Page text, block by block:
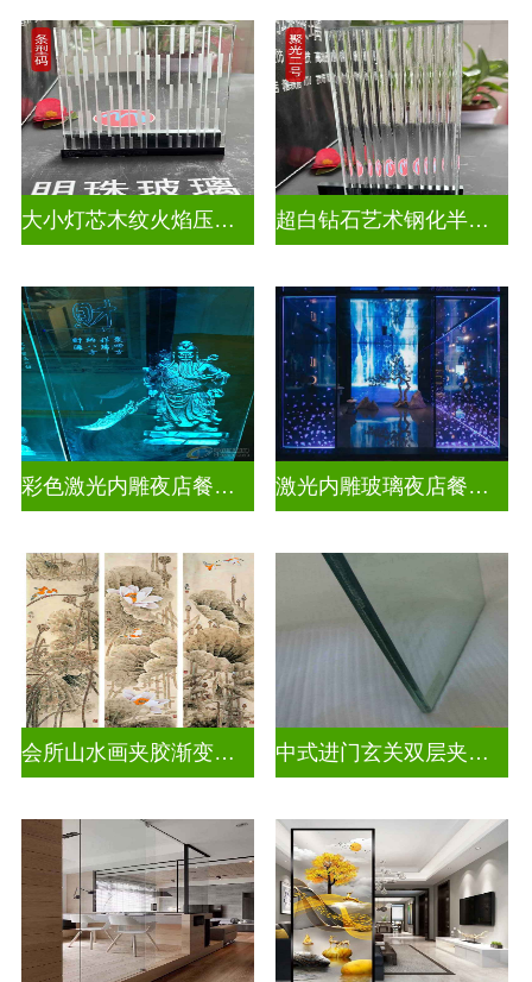
大小灯芯木纹火焰压花玻璃 超白钻石艺术钢化半透明压花玻璃
彩色激光内雕夜店餐厅装饰 激光内雕玻璃夜店餐厅装饰
会所山水画夹胶渐变玻璃 中式进门玄关双层夹娟玻璃